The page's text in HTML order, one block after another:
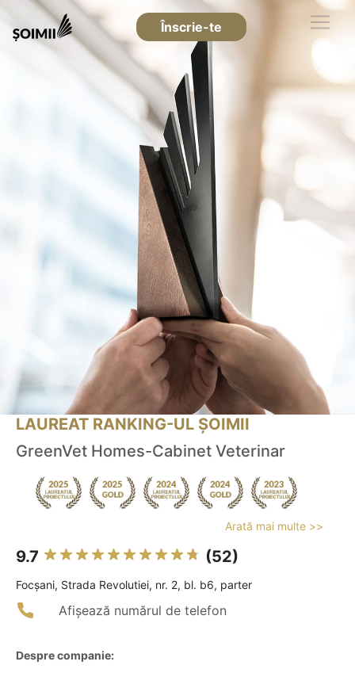
Înscrie-te
LAUREAT RANKING-UL ȘOIMII
GreenVet Homes-Cabinet Veterinar
Arată mai multe >>
9.7 (52)
Focşani, Strada Revolutiei, nr. 2, bl. b6, parter
Afișează numărul de telefon
Despre companie: